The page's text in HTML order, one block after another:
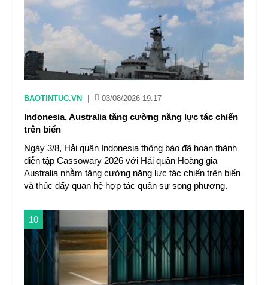
BAOTINTUC.VN 03/08/2026 19:17
Indonesia, Australia tăng cường năng lực tác chiến
trên biển
Ngày 3/8, Hải quân Indonesia thông báo đã hoàn thành
diễn tập Cassowary 2026 với Hải quân Hoàng gia
Australia nhằm tăng cường năng lực tác chiến trên biển
và thúc đẩy quan hệ hợp tác quân sự song phương.
10